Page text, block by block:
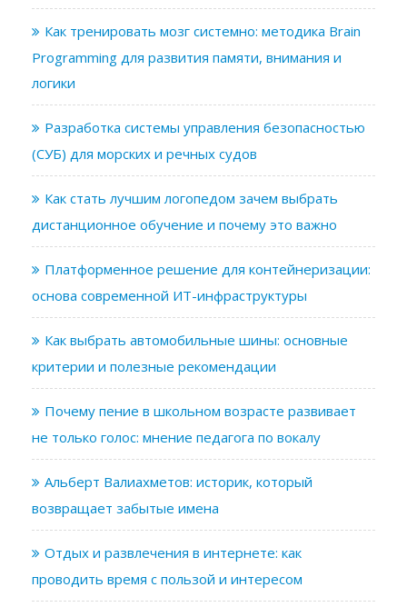
Как тренировать мозг системно: методика Brain
Programming для развития памяти, внимания и
логики
Разработка системы управления безопасностью
(СУБ) для морских и речных судов
Как стать лучшим логопедом зачем выбрать
дистанционное обучение и почему это важно
Платформенное решение для контейнеризации:
основа современной ИТ-инфраструктуры
Как выбрать автомобильные шины: основные
критерии и полезные рекомендации
Почему пение в школьном возрасте развивает
не только голос: мнение педагога по вокалу
Альберт Валиахметов: историк, который
возвращает забытые имена
Отдых и развлечения в интернете: как
проводить время с пользой и интересом